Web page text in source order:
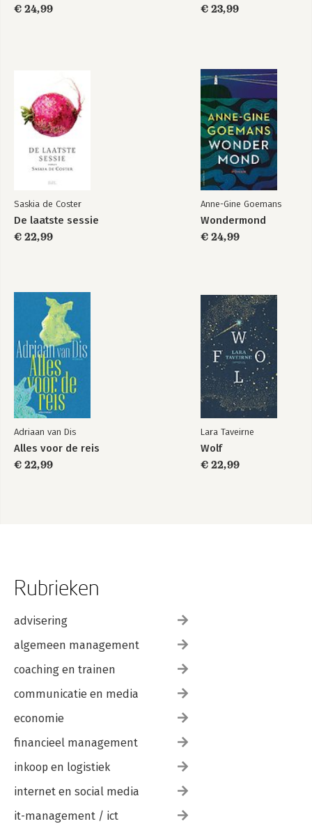
€ 24,99 € 23,99
Saskia de Coster
De laatste sessie
€ 22,99
Anne-Gine Goemans
Wondermond
€ 24,99
Adriaan van Dis
Alles voor de reis
€ 22,99
Lara Taveirne
Wolf
€ 22,99
Rubrieken
advisering
algemeen management
coaching en trainen
communicatie en media
economie
financieel management
inkoop en logistiek
internet en social media
it-management / ict